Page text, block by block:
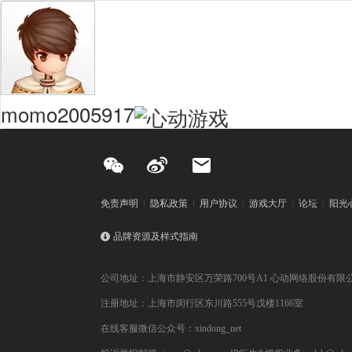
momo2005917
免责声明 隐私政策 用户协议 游戏大厅 论坛 阳光
品牌资源及样式指南
公司地址：上海市静安区万荣路700号A1 心动网络股份有限
注册地址：上海市闵行区东川路555号戊楼1166室
在线客服微信公众号：xindong_net